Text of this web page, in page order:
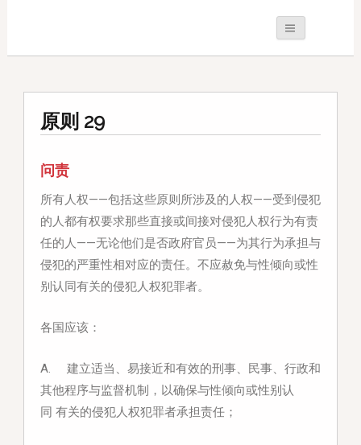
原则 29
问责
所有人权——包括这些原则所涉及的人权——受到侵犯
的人都有权要求那些直接或间接对侵犯人权行为有责
任的人——无论他们是否政府官员——为其行为承担与
侵犯的严重性相对应的责任。不应赦免与性倾向或性
别认同有关的侵犯人权犯罪者。
各国应该：
A. 建立适当、易接近和有效的刑事、民事、行政和
其他程序与监督机制，以确保与性倾向或性别认
同 有关的侵犯人权犯罪者承担责任；